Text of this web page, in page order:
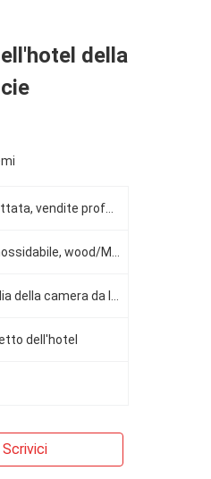
della
dell'hotel
Scrivici